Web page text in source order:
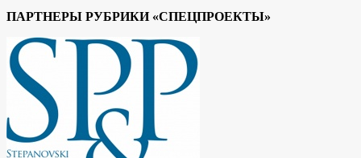
ПАРТНЕРЫ РУБРИКИ «СПЕЦПРОЕКТЫ»